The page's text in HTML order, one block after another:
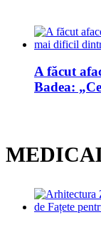
A făcut
Badea: